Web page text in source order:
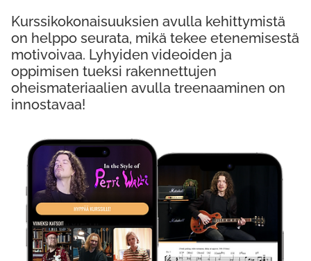
Kokeile Ilmaiseksi
Kurssikokonaisuuksien avulla kehittymistä
on helppo seurata, mikä tekee etenemisestä
motivoivaa. Lyhyiden videoiden ja
oppimisen tueksi rakennettujen
oheismateriaalien avulla treenaaminen on
innostavaa!